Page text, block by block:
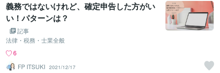
義務ではないけれど、確定申告した方がい
い！パターンは？
記事
法律・税務・士業全般
6
FP ITSUKI 2021/12/17